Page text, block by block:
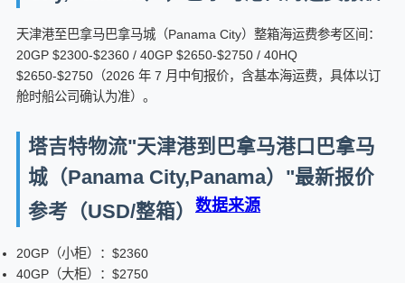
天津港至巴拿马巴拿马城（Panama City）整箱海运费参考区间：
20GP $2300-$2360 / 40GP $2650-$2750 / 40HQ
$2650-$2750（2026 年 7 月中旬报价，含基本海运费，具体以订
舱时船公司确认为准）。
塔吉特物流"天津港到巴拿马港口巴拿马
城（Panama City,Panama）"最新报价
参考（USD/整箱）
数据来源
20GP（小柜）：$2360
40GP（大柜）：$2750